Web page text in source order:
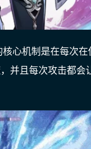
心机制是在每次
并且每次攻击都